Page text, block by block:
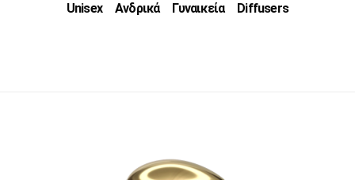
Unisex Ανδρικά Γυναικεία Diffusers